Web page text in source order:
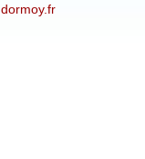
dormoy.fr